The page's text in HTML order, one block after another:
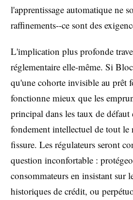
l'apprentissage automatique ne
raffinements--ce sont des
L'implication plus profonde
réglementaire elle-même. Si
qu'une cohorte invisible au prêt
fonctionne mieux que les
principal dans les taux de
fondement intellectuel de tout le
fissure. Les régulateurs seront
question inconfortable :
consommateurs en insistant sur
historiques de crédit, ou